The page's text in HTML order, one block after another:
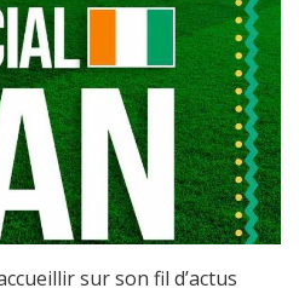
sur son fil d’actus